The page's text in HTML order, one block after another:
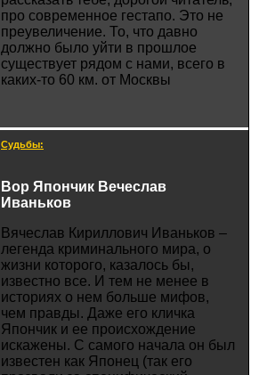
про современное гестапо. Это не
преувеличение. То, что давно
должно было уйти в прошлое
существует рядом с нами, всего в
каких-то 60 км. от Москвы
Судьбы:
Вор Япончик Вечеслав
Иваньков
Вячеслав Кириллович Иваньков –
легенда криминального мира, о
жизни которого, казалось бы,
известно все. И тем не менее в
историях о нем больше мифов,
чем правды. Даже его кличка
Япончик и ее происхождение
искажены. С самого начала он был
известен как Японец (так его